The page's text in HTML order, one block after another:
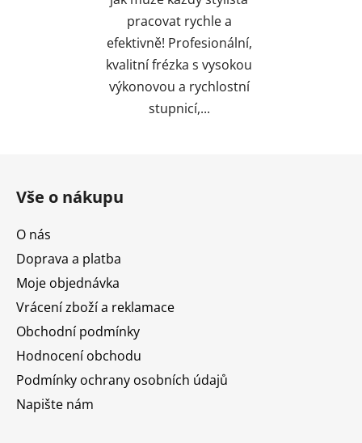
pracovat rychle a
efektivně! Profesionální,
kvalitní frézka s vysokou
výkonovou a rychlostní
stupnicí,...
Vše o nákupu
O nás
Doprava a platba
Moje objednávka
Vrácení zboží a reklamace
Obchodní podmínky
Hodnocení obchodu
Podmínky ochrany osobních údajů
Napište nám